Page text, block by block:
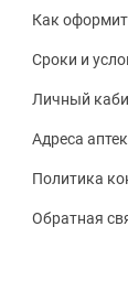
Как
Сроки и
Личный
Адреса аптек
Политика
Обратная